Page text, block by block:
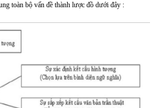
toàn bộ vấn đề thành lược đồ dưới đây :